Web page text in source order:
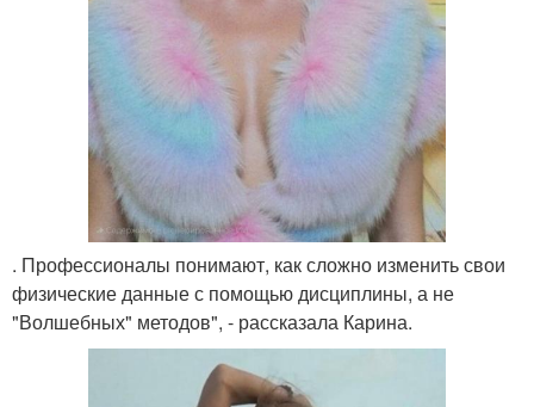
. Профессионалы понимают, как сложно изменить свои
физические данные с помощью дисциплины, а не
"Волшебных" методов", - рассказала Карина.